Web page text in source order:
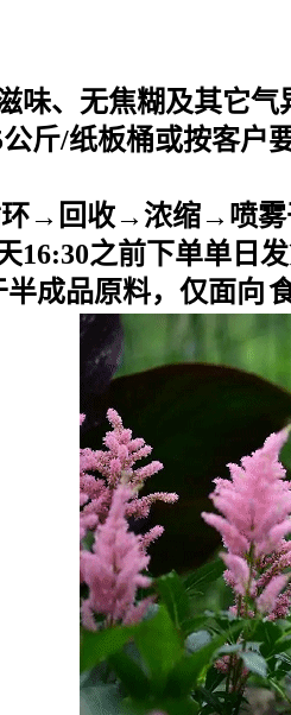
味、无焦糊及其它气
公斤/纸板桶或按客户
→回收→浓缩→喷
16:30之前下单单日
成品原料，仅面向